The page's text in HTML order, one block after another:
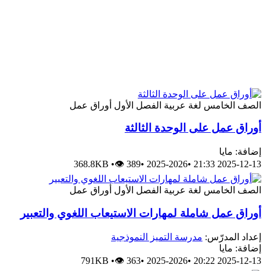
الصف الخامس لغة عربية الفصل الأول أوراق عمل
أوراق عمل على الوحدة الثالثة
إضافة: مايا
2025-12-13 21:33
•
2025-2026
•
368.8KB •👁 389
الصف الخامس لغة عربية الفصل الأول أوراق عمل
أوراق عمل شاملة لمهارات الاستيعاب اللغوي والتعبير
إعداد المدرّس: مدرسة التميز النموذجية
إضافة: مايا
2025-12-13 20:22
•
2025-2026
•
791KB •👁 363